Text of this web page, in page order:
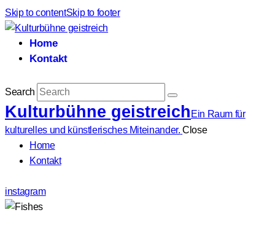
Skip to contentSkip to footer
Home
Kontakt
Search
Kulturbühne geistreich Ein Raum für
kulturelles und künstlerisches Miteinander. Close
Home
Kontakt
instagram